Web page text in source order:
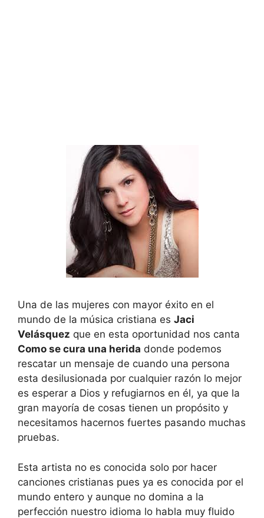
Una de las mujeres con mayor éxito en el
mundo de la música cristiana es Jaci
Velásquez que en esta oportunidad nos canta
Como se cura una herida donde podemos
rescatar un mensaje de cuando una persona
esta desilusionada por cualquier razón lo mejor
es esperar a Dios y refugiarnos en él, ya que la
gran mayoría de cosas tienen un propósito y
necesitamos hacernos fuertes pasando muchas
pruebas.
Esta artista no es conocida solo por hacer
canciones cristianas pues ya es conocida por el
mundo entero y aunque no domina a la
perfección nuestro idioma lo habla muy fluido